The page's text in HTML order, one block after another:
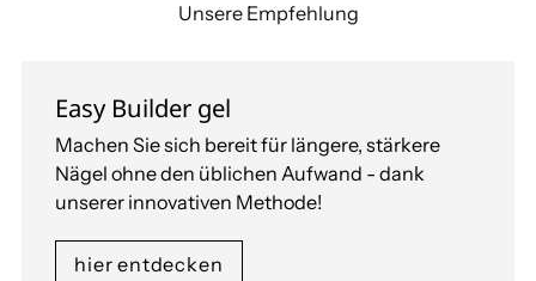
Unsere Empfehlung
Easy Builder gel
Machen Sie sich bereit für längere, stärkere
Nägel ohne den üblichen Aufwand - dank
unserer innovativen Methode!
hier entdecken